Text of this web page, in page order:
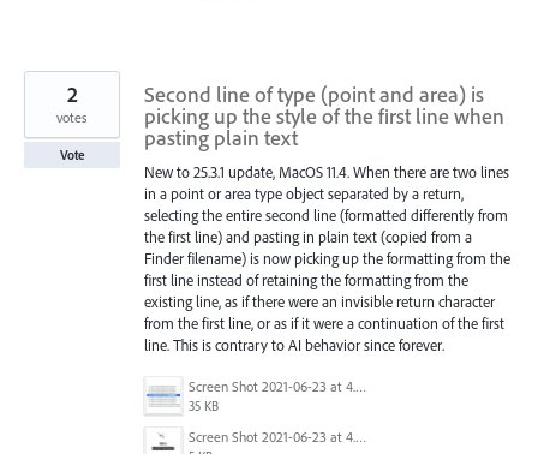
Second line of type (point and area) is
picking up the style of the first line when
pasting plain text
New to 25.3.1 update, MacOS 11.4. When there are two lines
in a point or area type object separated by a return,
selecting the entire second line (formatted differently from
the first line) and pasting in plain text (copied from a
Finder filename) is now picking up the formatting from the
first line instead of retaining the formatting from the
existing line, as if there were an invisible return character
from the first line, or as if it were a continuation of the first
line. This is contrary to AI behavior since forever.
Screen Shot 2021-06-23 at 4.28.25 PM.png
35 KB
Screen Shot 2021-06-23 at 4.28.46 PM.png
2
votes
Vote